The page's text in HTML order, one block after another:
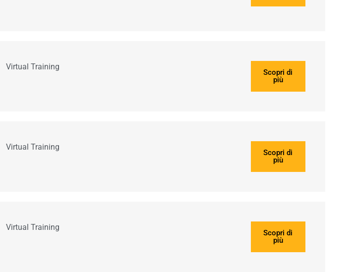
Virtual Training
Scopri di
più
Virtual Training
Scopri di
più
Virtual Training
Scopri di
più